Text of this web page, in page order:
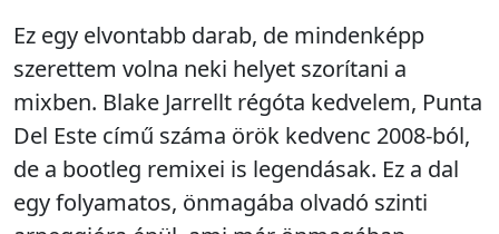
Ez egy elvontabb darab, de mindenképp
szerettem volna neki helyet szorítani a
mixben. Blake Jarrellt régóta kedvelem, Punta
Del Este című száma örök kedvenc 2008-ból,
de a bootleg remixei is legendásak. Ez a dal
egy folyamatos, önmagába olvadó szinti